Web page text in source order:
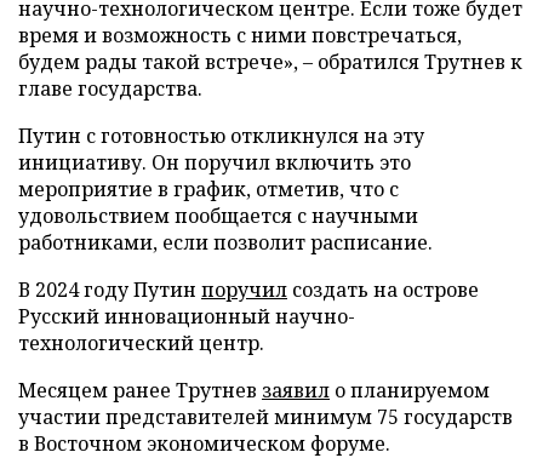
научно-технологическом центре. Если тоже будет
время и возможность с ними повстречаться,
будем рады такой встрече», – обратился Трутнев к
главе государства.
Путин с готовностью откликнулся на эту
инициативу. Он поручил включить это
мероприятие в график, отметив, что с
удовольствием пообщается с научными
работниками, если позволит расписание.
В 2024 году Путин поручил создать на острове
Русский инновационный научно-
технологический центр.
Месяцем ранее Трутнев заявил о планируемом
участии представителей минимум 75 государств
в Восточном экономическом форуме.